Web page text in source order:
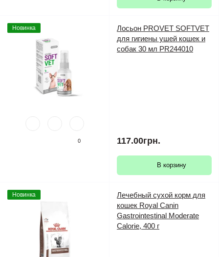
Новинка
0
Лосьон PROVET SOFTVET
для гигиены ушей кошек и
собак 30 мл PR244010
117.00грн.
В корзину
Новинка
Лечебный сухой корм для
кошек Royal Canin
Gastrointestinal Moderate
Calorie, 400 г